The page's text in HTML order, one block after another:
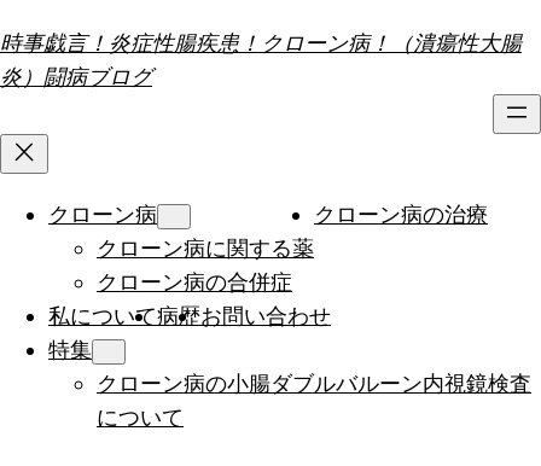
容
を
キ
時事戯言！炎症性腸疾患！クローン病！（潰瘍性大腸
炎）闘病ブログ
クローン病
クローン病に関する薬
クローン病の合併症
クローン病の治療
私について病歴お問い合わせ
特集
クローン病の小腸ダブルバルーン内視鏡検査
について